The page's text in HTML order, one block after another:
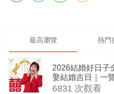
最高瀏覽 熱門
2026結婚好日子
娶結婚吉日｜一
擇日結婚+避開沖
6831 次觀看